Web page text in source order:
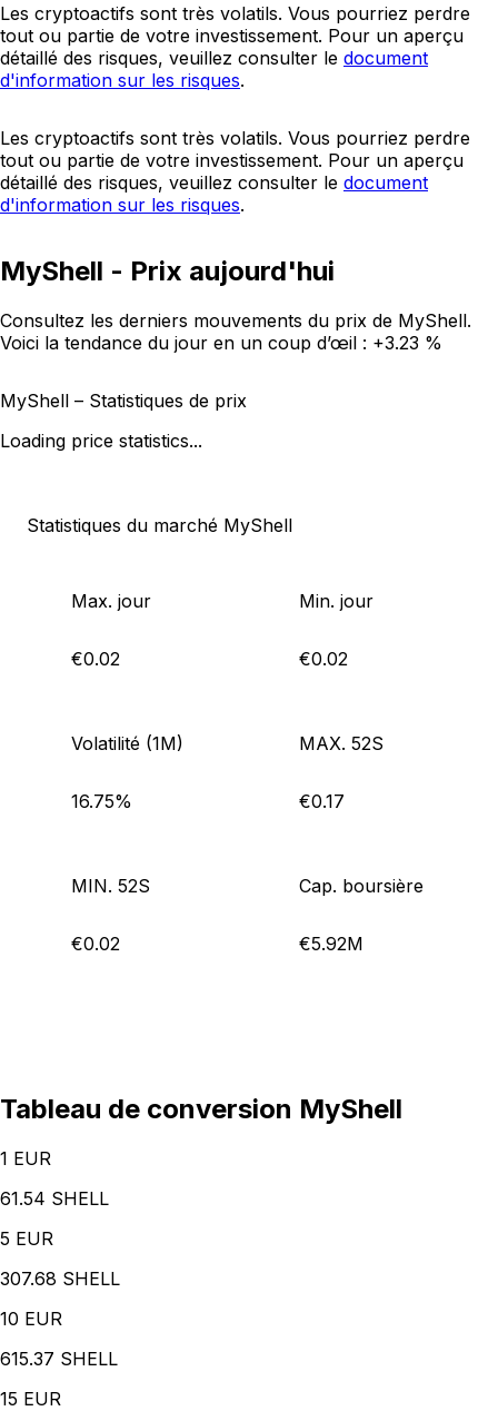
Les cryptoactifs sont très volatils. Vous pourriez perdre
tout ou partie de votre investissement. Pour un aperçu
détaillé des risques, veuillez consulter le document
d'information sur les risques.
Les cryptoactifs sont très volatils. Vous pourriez perdre
tout ou partie de votre investissement. Pour un aperçu
détaillé des risques, veuillez consulter le document
d'information sur les risques.
MyShell - Prix aujourd'hui
Consultez les derniers mouvements du prix de MyShell.
Voici la tendance du jour en un coup d’œil : +3.23 %
MyShell – Statistiques de prix
Loading price statistics...
Statistiques du marché MyShell
Max. jour
€0.02
Min. jour
€0.02
Volatilité (1M)
16.75%
MAX. 52S
€0.17
MIN. 52S
€0.02
Cap. boursière
€5.92M
Tableau de conversion MyShell
1 EUR
61.54 SHELL
5 EUR
307.68 SHELL
10 EUR
615.37 SHELL
15 EUR